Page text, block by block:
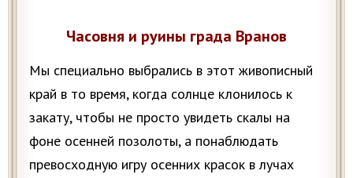
Часовня и руины града Вранов
Мы специально выбрались в этот живописный
край в то время, когда солнце клонилось к
закату, чтобы не просто увидеть скалы на
фоне осенней позолоты, а понаблюдать
превосходную игру осенних красок в лучах